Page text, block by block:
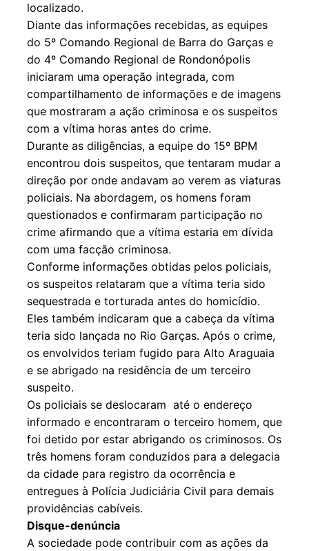
localizado.
Diante das informações recebidas, as equipes
do 5º Comando Regional de Barra do Garças e
do 4º Comando Regional de Rondonópolis
iniciaram uma operação integrada, com
compartilhamento de informações e de imagens
que mostraram a ação criminosa e os suspeitos
com a vítima horas antes do crime.
Durante as diligências, a equipe do 15º BPM
encontrou dois suspeitos, que tentaram mudar a
direção por onde andavam ao verem as viaturas
policiais. Na abordagem, os homens foram
questionados e confirmaram participação no
crime afirmando que a vítima estaria em dívida
com uma facção criminosa.
Conforme informações obtidas pelos policiais,
os suspeitos relataram que a vítima teria sido
sequestrada e torturada antes do homicídio.
Eles também indicaram que a cabeça da vítima
teria sido lançada no Rio Garças. Após o crime,
os envolvidos teriam fugido para Alto Araguaia
e se abrigado na residência de um terceiro
suspeito.
Os policiais se deslocaram até o endereço
informado e encontraram o terceiro homem, que
foi detido por estar abrigando os criminosos. Os
três homens foram conduzidos para a delegacia
da cidade para registro da ocorrência e
entregues à Polícia Judiciária Civil para demais
providências cabíveis.
Disque-denúncia
A sociedade pode contribuir com as ações da